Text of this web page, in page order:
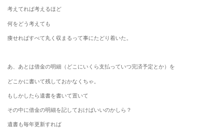
考えてれば考えるほど
何をどう考えても
痩せればすべて丸く収まるって事にたどり着いた。
あ、あとは借金の明細（どこにいくら支払っていつ完済予定とか）を
どこかに書いて残しておかなくちゃ。
もしかしたら遺書を書いて置いて
その中に借金の明細を記しておけばいいのかしら？
遺書も毎年更新すれば